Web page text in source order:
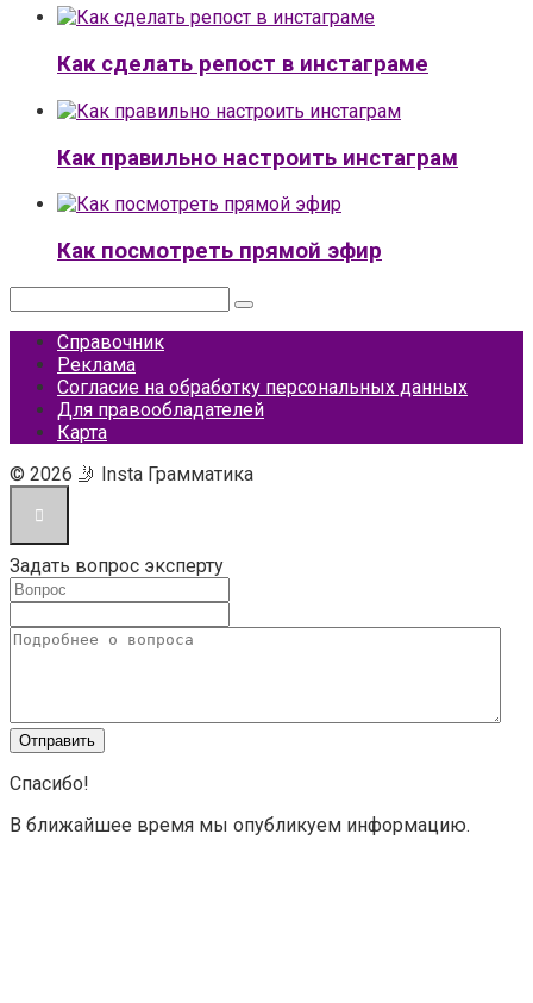
Как сделать репост в инстаграме
Как правильно настроить инстаграм
Как посмотреть прямой эфир
Справочник
Реклама
Согласие на обработку персональных данных
Для правообладателей
Карта
© 2026 🤳 Insta Грамматика
Задать вопрос эксперту
Спасибо!
В ближайшее время мы опубликуем информацию.